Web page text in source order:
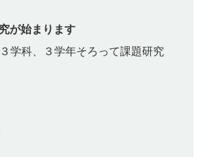
が始まります
学科、３学年そろって課題研究